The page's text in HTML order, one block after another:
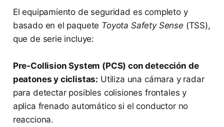
El equipamiento de seguridad es completo y
basado en el paquete Toyota Safety Sense (TSS),
que de serie incluye:
Pre-Collision System (PCS) con detección de
peatones y ciclistas: Utiliza una cámara y radar
para detectar posibles colisiones frontales y
aplica frenado automático si el conductor no
reacciona.